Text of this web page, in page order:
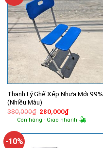
Thanh Lý Ghế Xếp Nhựa Mới 99%
(Nhiều Màu)
380,000₫ Giá
gốc
là:
280,000₫Giá
hiện
tại
280,000₫.
Còn hàng - Giao nhanh
-10%